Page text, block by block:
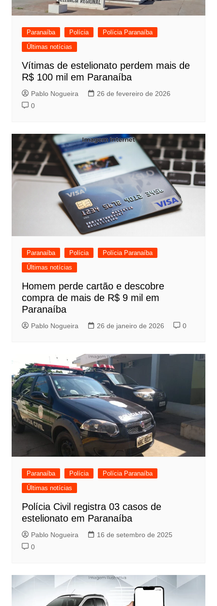
Paranaíba Polícia
Polícia Paranaíba
Últimas notícias
Vítimas de estelionato perdem mais de
R$ 100 mil em Paranaíba
Pablo Nogueira
26 de fevereiro de 2026
0
Paranaíba Polícia
Polícia Paranaíba
Últimas notícias
Homem perde cartão e descobre
compra de mais de R$ 9 mil em
Paranaíba
Pablo Nogueira 26 de janeiro de 2026 0
Paranaíba Polícia
Polícia Paranaíba
Últimas notícias
Polícia Civil registra 03 casos de
estelionato em Paranaíba
Pablo Nogueira
16 de setembro de 2025
0